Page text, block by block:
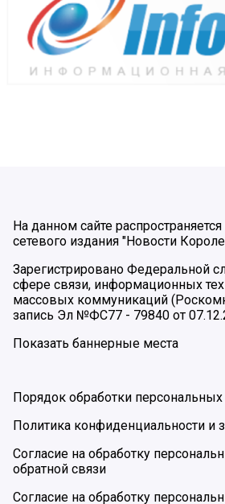
На данном сайте
сетевого издания "Новости
Зарегистрировано Федеральной
сфере связи, информационных
массовых коммуникаций
запись Эл №ФС77 - 79840 от
Показать баннерные места
Порядок обработки
Политика конфиденциальности
Согласие на обработку
обратной связи
Согласие на обработку